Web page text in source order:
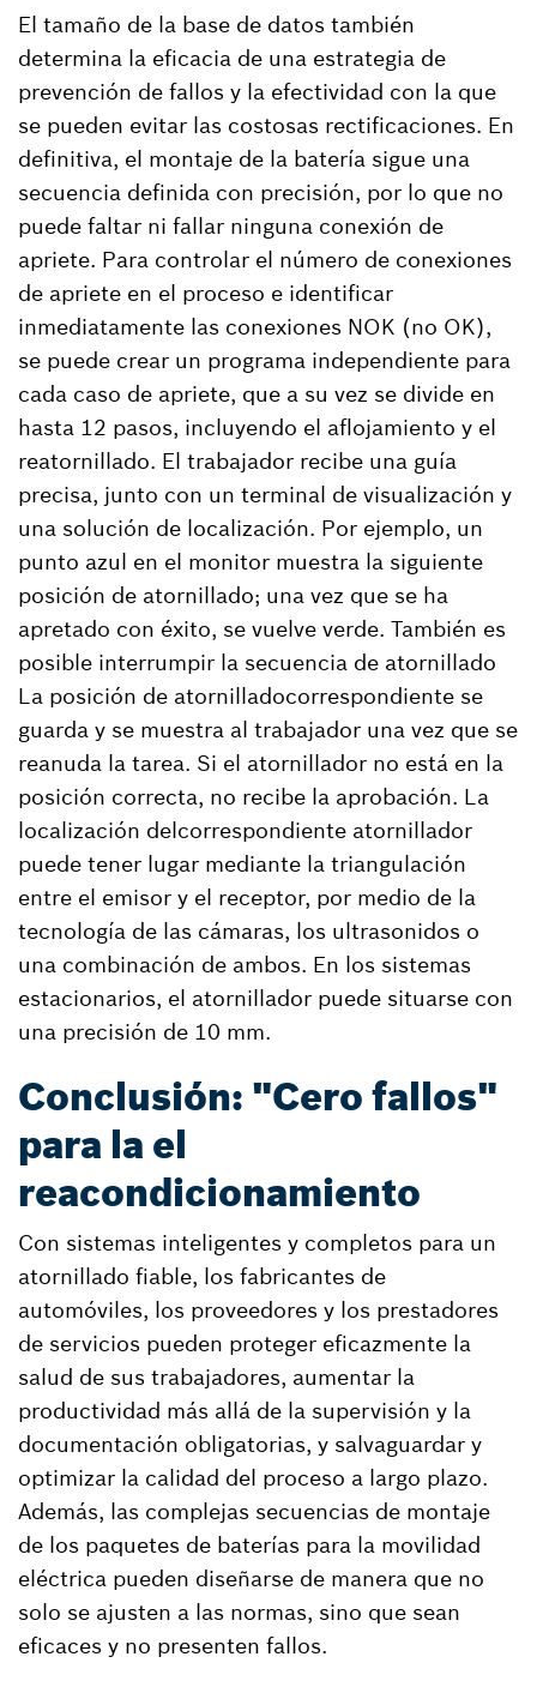
El tamaño de la base de datos también
determina la eficacia de una estrategia de
prevención de fallos y la efectividad con la que
se pueden evitar las costosas rectificaciones. En
definitiva, el montaje de la batería sigue una
secuencia definida con precisión, por lo que no
puede faltar ni fallar ninguna conexión de
apriete. Para controlar el número de conexiones
de apriete en el proceso e identificar
inmediatamente las conexiones NOK (no OK),
se puede crear un programa independiente para
cada caso de apriete, que a su vez se divide en
hasta 12 pasos, incluyendo el aflojamiento y el
reatornillado. El trabajador recibe una guía
precisa, junto con un terminal de visualización y
una solución de localización. Por ejemplo, un
punto azul en el monitor muestra la siguiente
posición de atornillado; una vez que se ha
apretado con éxito, se vuelve verde. También es
posible interrumpir la secuencia de atornillado
La posición de atornilladocorrespondiente se
guarda y se muestra al trabajador una vez que se
reanuda la tarea. Si el atornillador no está en la
posición correcta, no recibe la aprobación. La
localización delcorrespondiente atornillador
puede tener lugar mediante la triangulación
entre el emisor y el receptor, por medio de la
tecnología de las cámaras, los ultrasonidos o
una combinación de ambos. En los sistemas
estacionarios, el atornillador puede situarse con
una precisión de 10 mm.
Conclusión: "Cero fallos"
para la el
reacondicionamiento
Con sistemas inteligentes y completos para un
atornillado fiable, los fabricantes de
automóviles, los proveedores y los prestadores
de servicios pueden proteger eficazmente la
salud de sus trabajadores, aumentar la
productividad más allá de la supervisión y la
documentación obligatorias, y salvaguardar y
optimizar la calidad del proceso a largo plazo.
Además, las complejas secuencias de montaje
de los paquetes de baterías para la movilidad
eléctrica pueden diseñarse de manera que no
solo se ajusten a las normas, sino que sean
eficaces y no presenten fallos.